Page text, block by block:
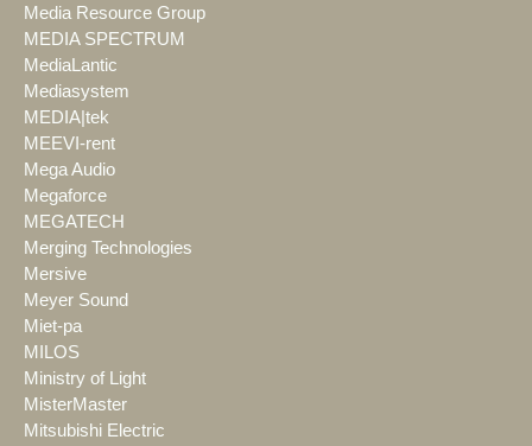
Media Resource Group
MEDIA SPECTRUM
MediaLantic
Mediasystem
MEDIA|tek
MEEVI-rent
Mega Audio
Megaforce
MEGATECH
Merging Technologies
Mersive
Meyer Sound
Miet-pa
MILOS
Ministry of Light
MisterMaster
Mitsubishi Electric